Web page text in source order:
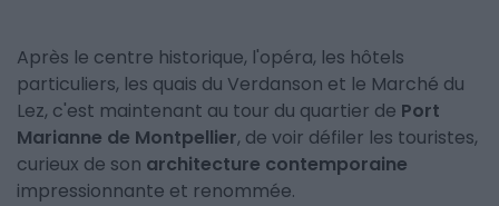
Après le centre historique, l'opéra, les hôtels
particuliers, les quais du Verdanson et le Marché du
Lez, c'est maintenant au tour du quartier de Port
Marianne de Montpellier, de voir défiler les touristes,
curieux de son architecture contemporaine
impressionnante et renommée.